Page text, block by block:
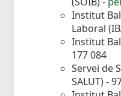
Institut
Laboral
Institut
177 084
Servei de
SALUT) -